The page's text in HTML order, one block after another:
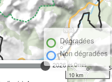
2026
Dégradées
Non dégradées
10 km